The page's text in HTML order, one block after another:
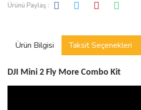
Ürünü Paylaş :
Ürün Bilgisi Taksit Seçenekleri
DJI Mini 2 Fly More Combo Kit